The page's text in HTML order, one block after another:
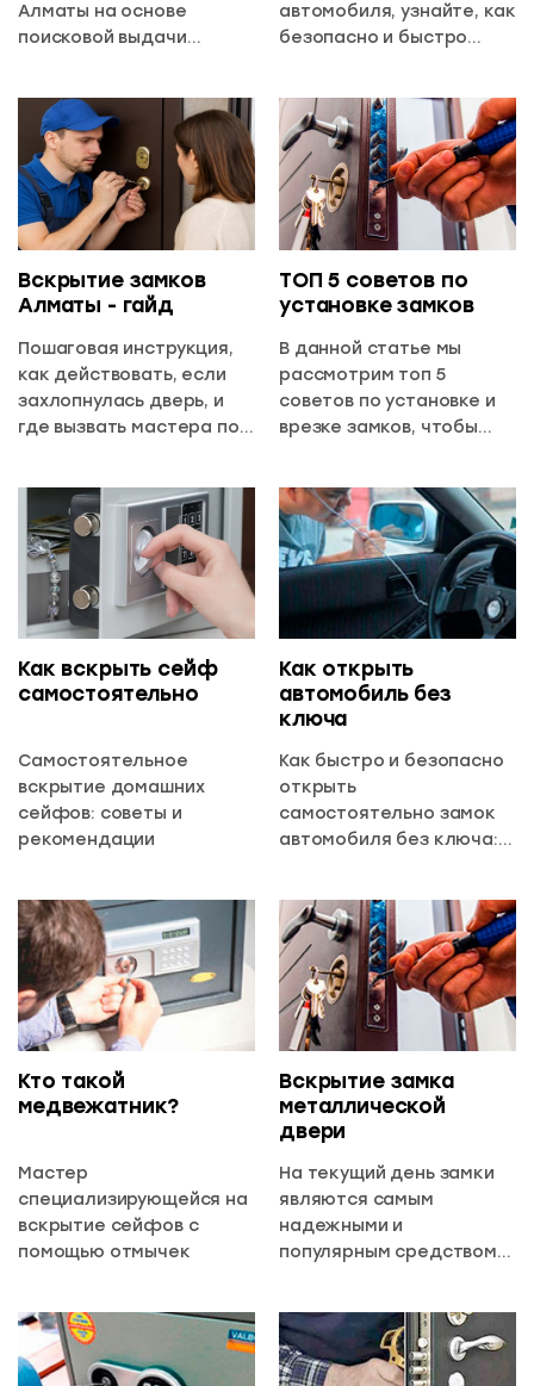
Алматы на основе
поисковой выдачи
автомобиля, узнайте, как
безопасно и быстро
без повреждений и
лишних затрат.
Вскрытие замков
Алматы - гайд
Пошаговая инструкция,
как действовать, если
захлопнулась дверь, и
где вызвать мастера по
ТОП 5 советов по
установке замков
В данной статье мы
рассмотрим топ 5
советов по установке и
врезке замков, чтобы
вашего дома и близких.
Как вскрыть сейф
самостоятельно
Самостоятельное
вскрытие домашних
сейфов: советы и
рекомендации
Как открыть
автомобиль без
ключа
Как быстро и безопасно
открыть
самостоятельно замок
автомобиля без ключа:
одной статье!
Кто такой
медвежатник?
Мастер
специализирующейся на
вскрытие сейфов с
помощью отмычек
Вскрытие замка
металлической
двери
На текущий день замки
являются самым
надежными и
популярным средством
расскажем что делать в
этом случае.